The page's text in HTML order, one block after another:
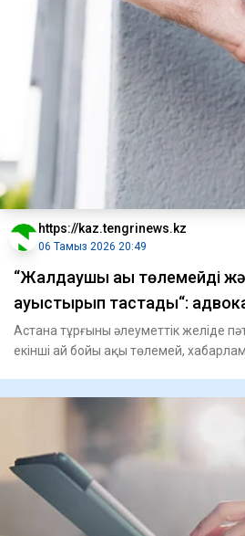
https://kaz.tengrinews.kz
06 Тамыз 2026 20:49
“Жалдаушы ақы төлемейді
ауыстырып тастады“:
Астана тұрғыны әлеуметтік желіде
екінші ай бойы ақы төлемей,